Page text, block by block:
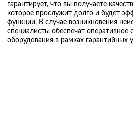
гарантирует, что вы получаете
которое прослужит долго и будет
функции. В случае возникновения
специалисты обеспечат
оборудования в рамках гарантийных